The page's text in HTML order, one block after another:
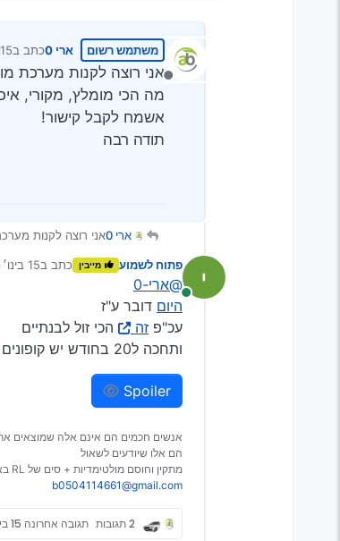
מנותק
משתמש רשום ארי 0 כתב ב15 בינו׳ 2025, 21:36
נערך
אני רוצה לקנות מערכת
מה הכי מומלץ, מקורי,
אשמח לקבל קישור!
תודה רבה
ארי 0 אני רוצה לקנות מערכת
אשמח לקבל קישור!
מחובר
פתוח לשמוע מייבין כתב ב15 בינו׳ 2025, 21:38
נערך
@ארי-0
היום דובר ע"ז
עכ"פ זה
הכי זול לבנתיים
ותחכה ל20 בחודש יש קופונים
Spoiler
אנשים חכמים הם אינם אלה שמוצאים
הם אלו שיודעים לשאול
מתקין וחוסם מולטימדיות + סים של RL באשדוד
b0504114661@gmail.com
2 תגובות תגובה אחרונה 15 בינו׳ 2025, 21:43